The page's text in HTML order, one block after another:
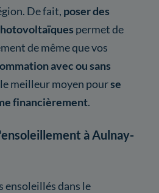
De fait, poser des
permet de
de même que vos
avec ou sans
meilleur moyen pourse
financièrement.
à Aulnay-
ensoleillés dans le